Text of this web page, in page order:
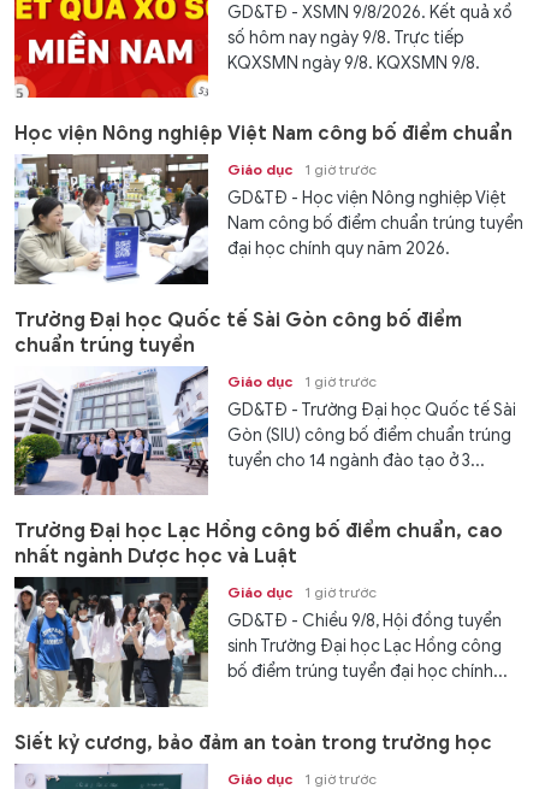
GD&TĐ - XSMN 9/8/2026. Kết quả xổ
số hôm nay ngày 9/8. Trực tiếp
KQXSMN ngày 9/8. KQXSMN 9/8.
Học viện Nông nghiệp Việt Nam công bố điểm chuẩn
Giáo dục 1 giờ trước
GD&TĐ - Học viện Nông nghiệp Việt
Nam công bố điểm chuẩn trúng tuyển
đại học chính quy năm 2026.
Trường Đại học Quốc tế Sài Gòn công bố điểm
chuẩn trúng tuyển
Giáo dục 1 giờ trước
GD&TĐ - Trường Đại học Quốc tế Sài
Gòn (SIU) công bố điểm chuẩn trúng
tuyển cho 14 ngành đào tạo ở 3...
Trường Đại học Lạc Hồng công bố điểm chuẩn, cao
nhất ngành Dược học và Luật
Giáo dục 1 giờ trước
GD&TĐ - Chiều 9/8, Hội đồng tuyển
sinh Trường Đại học Lạc Hồng công
bố điểm trúng tuyển đại học chính...
Siết kỷ cương, bảo đảm an toàn trong trường học
Giáo dục 1 giờ trước